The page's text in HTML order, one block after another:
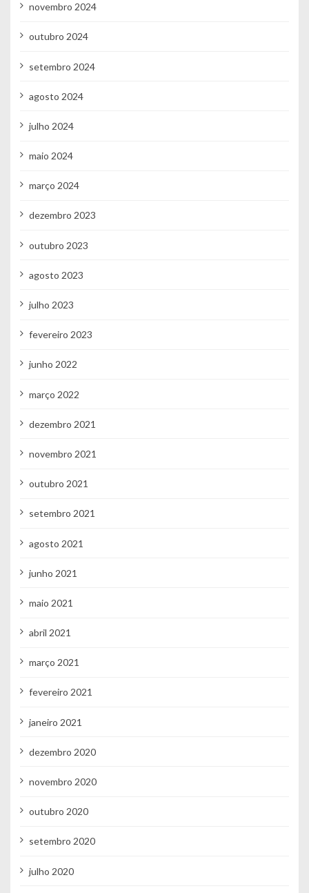
novembro 2024
outubro 2024
setembro 2024
agosto 2024
julho 2024
maio 2024
março 2024
dezembro 2023
outubro 2023
agosto 2023
julho 2023
fevereiro 2023
junho 2022
março 2022
dezembro 2021
novembro 2021
outubro 2021
setembro 2021
agosto 2021
junho 2021
maio 2021
abril 2021
março 2021
fevereiro 2021
janeiro 2021
dezembro 2020
novembro 2020
outubro 2020
setembro 2020
julho 2020